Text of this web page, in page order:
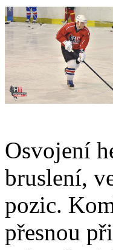
Osvojení
bruslení,
pozic.
přesnou